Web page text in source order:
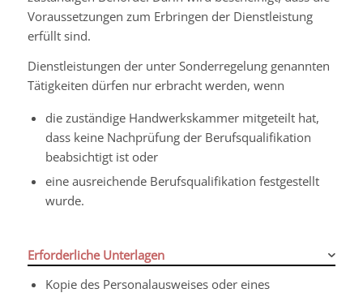
Voraussetzungen zum Erbringen der Dienstleistung
erfüllt sind.
Dienstleistungen der unter Sonderregelung genannten
Tätigkeiten dürfen nur erbracht werden, wenn
die zuständige Handwerkskammer mitgeteilt hat,
dass keine Nachprüfung der Berufsqualifikation
beabsichtigt ist oder
eine ausreichende Berufsqualifikation festgestellt
wurde.
Erforderliche Unterlagen
Kopie des Personalausweises oder eines